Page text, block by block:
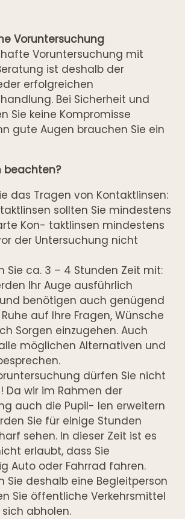
Voruntersuchung
Voruntersuchung mit
ist deshalb der
erfolgreichen
Bei Sicherheit und
Sie keine Kompromisse
gute Augen brauchen Sie ein
beachten?
das Tragen von Kontaktlinsen:
sollten Sie mindestens
Kon- taktlinsen mindestens
der Untersuchung nicht
Sie ca. 3 – 4 Stunden Zeit mit:
Ihr Auge ausführlich
benötigen auch genügend
auf Ihre Fragen, Wünsche
Sorgen einzugehen. Auch
möglichen Alternativen und
dürfen Sie nicht
Da wir im Rahmen der
auch die Pupil- len erweitern
Sie für einige Stunden
sehen. In dieser Zeit ist es
erlaubt, dass Sie
Auto oder Fahrrad fahren.
Sie deshalb eine Begleitperson
Sie öffentliche Verkehrsmittel
abholen.